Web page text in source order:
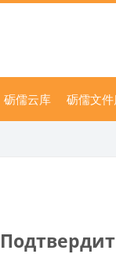
砺儒云库 砺儒文